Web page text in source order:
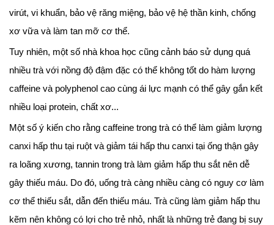
virút, vi khuẩn, bảo vệ răng miệng, bảo vệ hệ thần kinh, chống
xơ vữa và làm tan mỡ cơ thể.
Tuy nhiên, một số nhà khoa học cũng cảnh báo sử dụng quá
nhiều trà với nồng độ đậm đặc có thể không tốt do hàm lượng
caffeine và polyphenol cao cùng ái lực mạnh có thể gây gắn kết
nhiều loại protein, chất xơ...
Một số ý kiến cho rằng caffeine trong trà có thể làm giảm lượng
canxi hấp thu tại ruột và giảm tái hấp thu canxi tại ống thận gây
ra loãng xương, tannin trong trà làm giảm hấp thu sắt nên dễ
gây thiếu máu. Do đó, uống trà càng nhiều càng có nguy cơ làm
cơ thể thiếu sắt, dẫn đến thiếu máu. Trà cũng làm giảm hấp thu
kẽm nên không có lợi cho trẻ nhỏ, nhất là những trẻ đang bị suy